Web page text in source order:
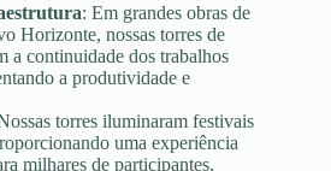
: Em grandes obras de
Horizonte, nossas torres de
a continuidade dos trabalhos
a produtividade e
torres iluminaram festivais
uma experiência
milhares de participantes.